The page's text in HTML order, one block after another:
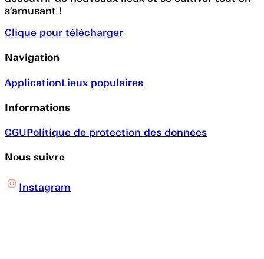
s’amusant !
Clique pour télécharger
Navigation
ApplicationLieux populaires
Informations
CGUPolitique de protection des données
Nous suivre
Instagram